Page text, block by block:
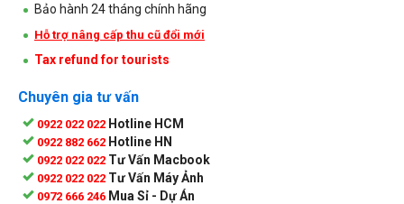
Bảo hành 24 tháng chính hãng
Hỗ trợ nâng cấp thu cũ đổi mới
Tax refund for tourists
Chuyên gia tư vấn
0922 022 022 Hotline HCM
0922 882 662 Hotline HN
0922 022 022 Tư Vấn Macbook
0922 022 022 Tư Vấn Máy Ảnh
0972 666 246 Mua Sỉ - Dự Án